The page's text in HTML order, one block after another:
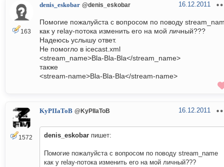
163
denis_eskobar @denis_eskobar 16.12.2011
Помогие пожалуйста с вопросом по поводу
как у relay-потока изменить его на мой личный???
Надеюсь услышу ответ.
Не помогло в icecast.xml
<stream_name>Bla-Bla-Bla</stream_name>
также
<stream-name>Bla-Bla-Bla</stream-name>
1572
KyPIIaToB @KyPIIaToB 16.12.2011
denis_eskobar пишет:
Помогие пожалуйста с вопросом по поводу stream_name
как у relay-потока изменить его на мой личный???